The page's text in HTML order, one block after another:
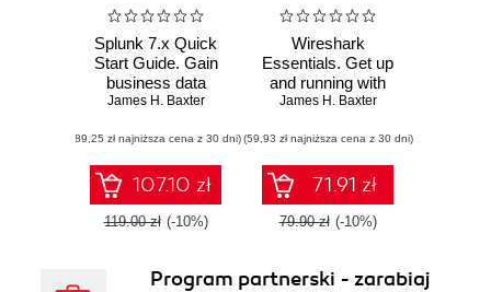
Splunk 7.x Quick
Start Guide. Gain
business data
insights from
intelligence
James H. Baxter
(89,25 zł najniższa cena z 30 dni)
107.10 zł
119.00 zł (-10%)
Wireshark
Essentials. Get up
and running with
Wireshark to
packets and
protocols
effectively
James H. Baxter
(59,93 zł najniższa cena z 30 dni)
71.91 zł
79.90 zł (-10%)
Program partnerski - zarabiaj